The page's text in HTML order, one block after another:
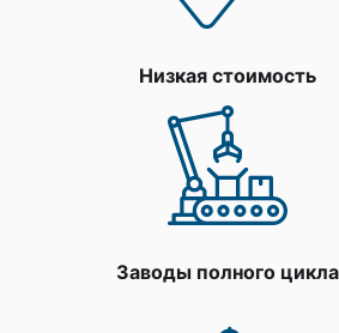
Низкая стоимость
Заводы полного цикла